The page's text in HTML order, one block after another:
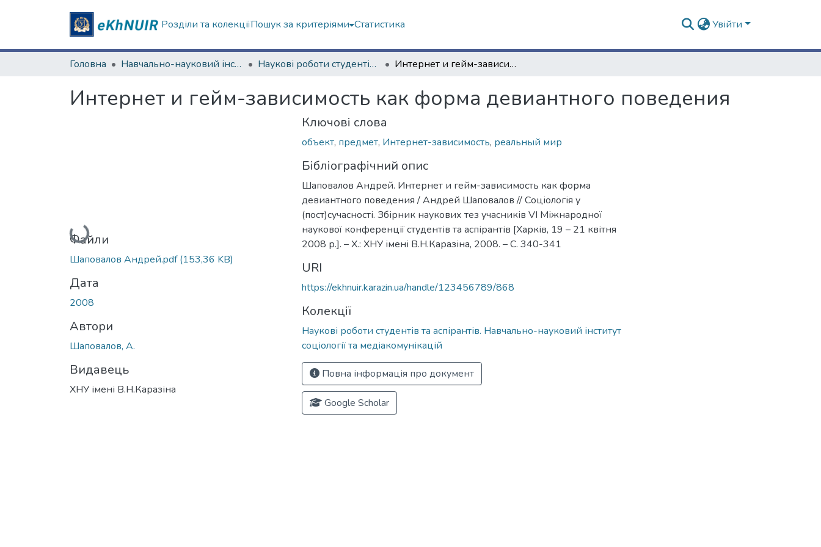
Розділи та колекціїПошук за критеріями Статистика Увійти
Головна Навчально-науковий інститут соціології та медіакомунікацій Наукові роботи студентів та аспірантів. Навчально-науковий інститут соціології та медіакомунікацій Интернет и гейм-зависимость как форма девиантного поведения
Интернет и гейм-зависимость как форма девиантного поведения
Вантажиться...
Файли
Шаповалов Андрей.pdf(153,36 KB)
Дата
2008
Автори
Шаповалов, А.
Видавець
ХНУ імені В.Н.Каразіна
Ключові слова
объект, предмет, Интернет-зависимость, реальный мир
Бібліографічний опис
Шаповалов Андрей. Интернет и гейм-зависимость как форма
девиантного поведения / Андрей Шаповалов // Соціологія у
(пост)сучасності. Збірник наукових тез учасників VІ Міжнародної
наукової конференції студентів та аспірантів [Харків, 19 – 21 квітня
2008 р.]. – Х.: ХНУ імені В.Н.Каразіна, 2008. – С. 340-341
URI
https://ekhnuir.karazin.ua/handle/123456789/868
Колекції
Наукові роботи студентів та аспірантів. Навчально-науковий інститут
соціології та медіакомунікацій
Повна інформація про документ
Google Scholar